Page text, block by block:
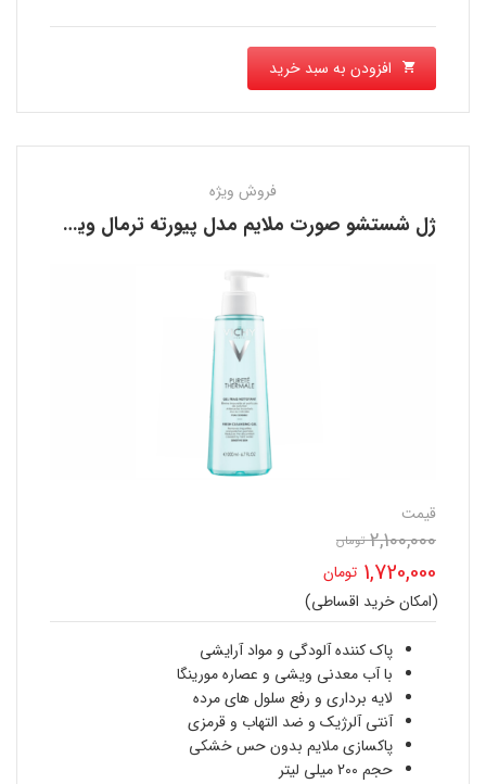
افزودن به سبد خرید
فروش ویژه
ژل شستشو صورت ملایم مدل پیورته ترمال ویشی VICHY
قیمت
2,100,000 تومان
اصلی
2,100,000 تومان
بود.
1,720,000 تومان
قیمت
فعلی
1,720,000 تومان
است.
(امکان خرید اقساطی)
پاک کننده آلودگی و مواد آرایشی
با آب معدنی ویشی و عصاره مورینگا
لایه برداری و رفع سلول های مرده
آنتی آلرژیک و ضد التهاب و قرمزی
پاکسازی ملایم بدون حس خشکی
حجم 200 میلی لیتر